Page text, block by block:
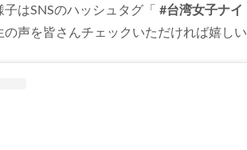
はSNSのハッシュタグ「 #台湾女子ナイ
の声を皆さんチェックいただければ嬉し